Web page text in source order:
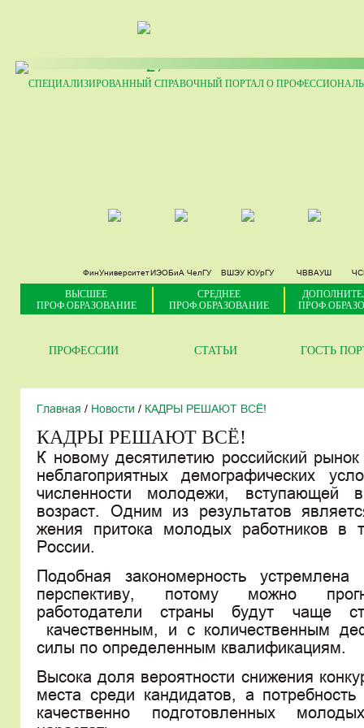
27
СПЕЦИАЛИЗИРОВАННЫЙ СПРАВОЧНЫЙ ПОРТАЛ О
ФинУниверситет ИЭОБиА ЧелГУ ВШЭУ ЮУрГУ ЧВВАУШ
ВЫСШЕЕ
ПРОФ.ОБРАЗОВАНИЕ
СРЕДНЕЕ
ПРОФ.ОБРАЗОВАНИЕ
ПРОФЕССИИ СТАТЬИ ГОСТЬ
Главная / Новости / КАДРЫ РЕШАЮТ ВСЁ!
КАДРЫ РЕШАЮТ ВСЁ!
К новому десятилетию российский
неблагоприятных демографических
численности молодежи, вступающей в
возраст. Одним из результатов
жения притока молодых работников в
России.
Подобная закономерность
перспективу, потому можно
работодатели страны будут чаще
качественным, и с количественным
силы по определенным квалификациям.
Высока доля вероятности снижения
места среди кандидатов, а потребность
качественно подготовленных